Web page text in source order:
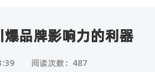
品牌影响力的利器
阅读次数：487